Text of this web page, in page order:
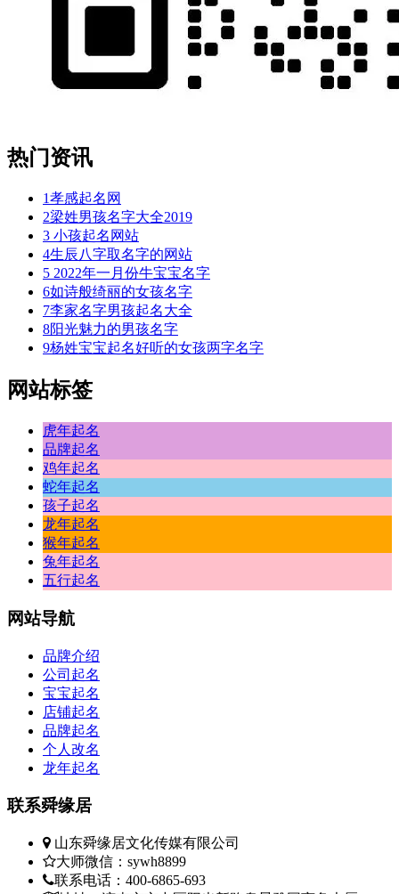
热门资讯
1孝感起名网
2梁姓男孩名字大全2019
3 小孩起名网站
4生辰八字取名字的网站
5 2022年一月份牛宝宝名字
6如诗般绮丽的女孩名字
7李家名字男孩起名大全
8阳光魅力的男孩名字
9杨姓宝宝起名好听的女孩两字名字
网站标签
虎年起名
品牌起名
鸡年起名
蛇年起名
孩子起名
龙年起名
猴年起名
兔年起名
五行起名
网站导航
品牌介绍
公司起名
宝宝起名
店铺起名
品牌起名
个人改名
龙年起名
联系舜缘居
山东舜缘居文化传媒有限公司
大师微信：sywh8899
联系电话：400-6865-693